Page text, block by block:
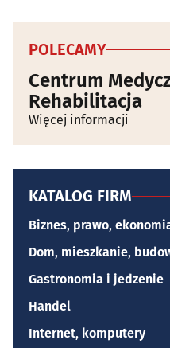
POLECAMY
Centrum
Rehabilitacja
Więcej informacji
KATALOG FIRM
Biznes, prawo,
Dom, mieszkanie,
Gastronomia i jedzenie
Handel
Internet, komputery